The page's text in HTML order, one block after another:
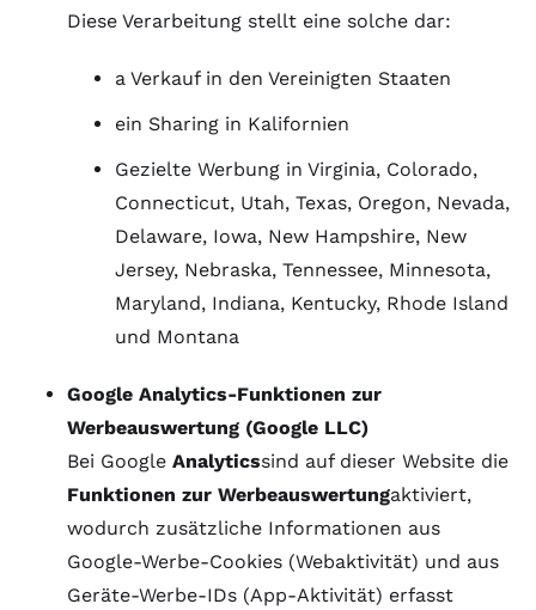
Diese Verarbeitung stellt eine solche dar:
a Verkauf in den Vereinigten Staaten
ein Sharing in Kalifornien
Gezielte Werbung in Virginia, Colorado,
Connecticut, Utah, Texas, Oregon, Nevada,
Delaware, Iowa, New Hampshire, New
Jersey, Nebraska, Tennessee, Minnesota,
Maryland, Indiana, Kentucky, Rhode Island
und Montana
Google Analytics-Funktionen zur
Werbeauswertung (Google LLC)
Bei Google Analyticssind auf dieser Website die
Funktionen zur Werbeauswertungaktiviert,
wodurch zusätzliche Informationen aus
Google-Werbe-Cookies (Webaktivität) und aus
Geräte-Werbe-IDs (App-Aktivität) erfasst